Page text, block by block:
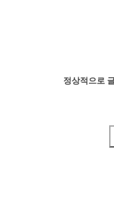
정상적으로